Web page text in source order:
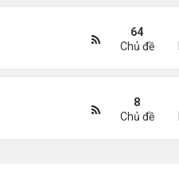
64
Chủ đề
8
Chủ đề